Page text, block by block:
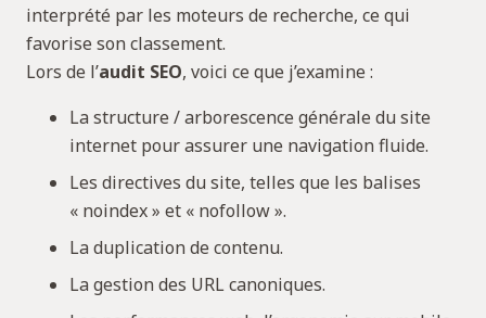
interprété par les moteurs de recherche, ce qui
favorise son classement.
Lors de l’audit SEO, voici ce que j’examine :
La structure / arborescence générale du site
internet pour assurer une navigation fluide.
Les directives du site, telles que les balises
« noindex » et « nofollow ».
La duplication de contenu.
La gestion des URL canoniques.